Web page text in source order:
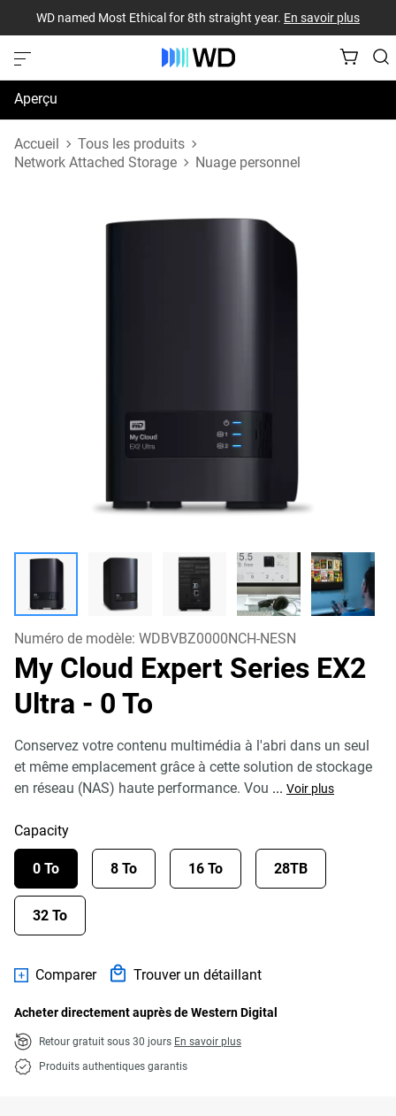
WD named Most Ethical for 8th straight year. En savoir plus
Aperçu
Caractéristiques techniques
Accueil
Tous les produits
Network Attached Storage
Nuage personnel
Numéro de modèle: WDBVBZ0000NCH-NESN
My Cloud Expert Series EX2
Ultra - 0 To
Conservez votre contenu multimédia à l'abri dans un seul
et même emplacement grâce à cette solution de stockage
en réseau (NAS) haute performance. Vou ... Voir plus
Capacity
0 To 8 To 16 To 28TB
32 To
Comparer Trouver un détaillant
Acheter directement auprès de Western Digital
Retour gratuit sous 30 jours En savoir plus
Produits authentiques garantis